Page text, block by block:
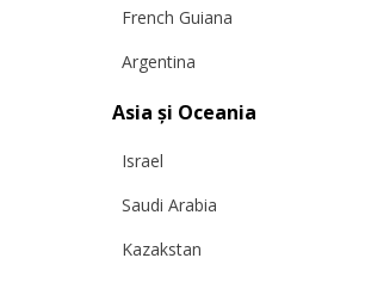
French Guiana
Argentina
Asia și Oceania
Israel
Saudi Arabia
Kazakstan